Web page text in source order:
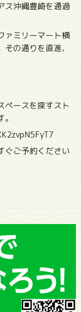
ス沖縄豊崎を通過
ァミリーマート横
の通りを直進、
ペースを探すスト
ぐご予約ください